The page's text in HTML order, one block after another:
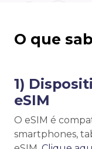
O que
1)
eSIM
O eSIM é
smartphones,